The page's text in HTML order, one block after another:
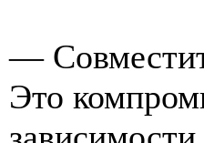
—
Это